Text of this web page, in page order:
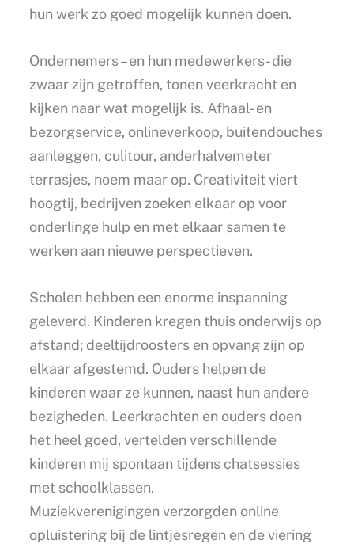
hun werk zo goed mogelijk kunnen doen.
Ondernemers – en hun medewerkers- die
zwaar zijn getroffen, tonen veerkracht en
kijken naar wat mogelijk is. Afhaal- en
bezorgservice, onlineverkoop, buitendouches
aanleggen, culitour, anderhalvemeter
terrasjes, noem maar op. Creativiteit viert
hoogtij, bedrijven zoeken elkaar op voor
onderlinge hulp en met elkaar samen te
werken aan nieuwe perspectieven.
Scholen hebben een enorme inspanning
geleverd. Kinderen kregen thuis onderwijs op
afstand; deeltijdroosters en opvang zijn op
elkaar afgestemd. Ouders helpen de
kinderen waar ze kunnen, naast hun andere
bezigheden. Leerkrachten en ouders doen
het heel goed, vertelden verschillende
kinderen mij spontaan tijdens chatsessies
met schoolklassen.
Muziekverenigingen verzorgden online
opluistering bij de lintjesregen en de viering